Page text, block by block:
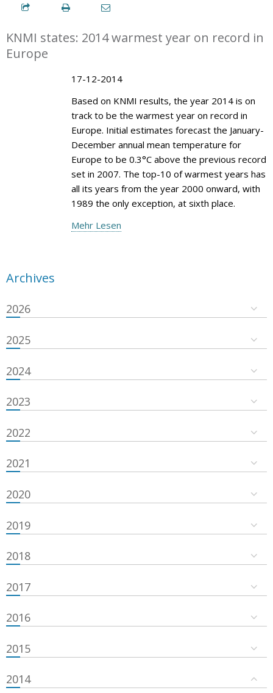
KNMI states: 2014 warmest year on record in
Europe
17-12-2014
Based on KNMI results, the year 2014 is on
track to be the warmest year on record in
Europe. Initial estimates forecast the January-
December annual mean temperature for
Europe to be 0.3°C above the previous record
set in 2007. The top-10 of warmest years has
all its years from the year 2000 onward, with
1989 the only exception, at sixth place.
Mehr Lesen
Archives
2026
2025
2024
2023
2022
2021
2020
2019
2018
2017
2016
2015
2014